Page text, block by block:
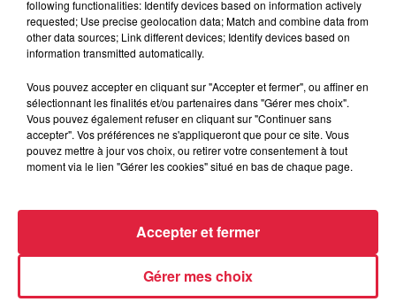
5 août 2026
l’après Euro-Mir
4 août 2026
meilleures adresses pour rouler à...
following functionalities: Identify devices based on information actively
requested; Use precise geolocation data; Match and combine data from
other data sources; Link different devices; Identify devices based on
information transmitted automatically.
Vous pouvez accepter en cliquant sur "Accepter et fermer", ou affiner en
sélectionnant les finalités et/ou partenaires dans "Gérer mes choix".
Vous pouvez également refuser en cliquant sur "Continuer sans
accepter". Vos préférences ne s'appliqueront que pour ce site. Vous
pouvez mettre à jour vos choix, ou retirer votre consentement à tout
moment via le lien "Gérer les cookies" situé en bas de chaque page.
Gérer mes choix
Accepter et fermer